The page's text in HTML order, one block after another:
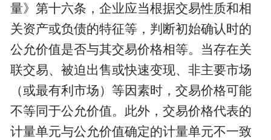
量》第十六条，企业应当根据交易性质和相
关资产或负债的特征等，判断初始确认时的
公允价值是否与其交易价格相等。当存在关
联交易、被迫出售或快速变现、非主要市场
（或最有利市场）等因素时，交易价格可能
不等同于公允价值。此外，交易价格代表的
计量单元与公允价值确定的计量单元不一致